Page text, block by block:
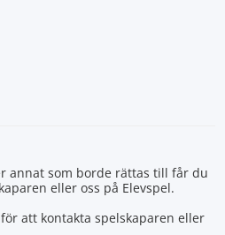
annat som borde rättas till får du
eller oss på Elevspel.
att kontakta spelskaparen eller